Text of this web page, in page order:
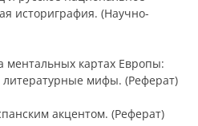
историграфия. (Научно-
ментальных картах Европы:
литературные мифы. (Реферат)
акцентом. (Реферат)